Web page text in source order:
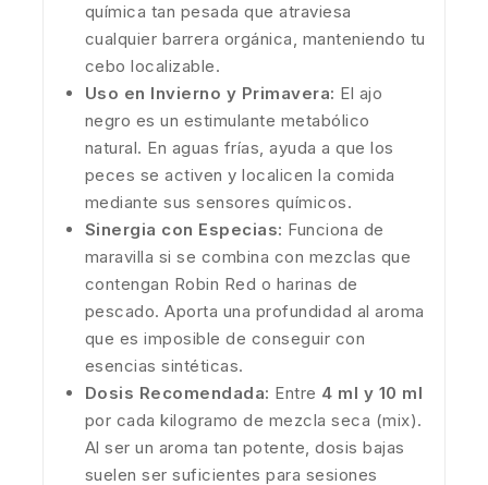
química tan pesada que atraviesa
cualquier barrera orgánica, manteniendo tu
cebo localizable.
Uso en Invierno y Primavera: El ajo
negro es un estimulante metabólico
natural. En aguas frías, ayuda a que los
peces se activen y localicen la comida
mediante sus sensores químicos.
Sinergia con Especias: Funciona de
maravilla si se combina con mezclas que
contengan Robin Red o harinas de
pescado. Aporta una profundidad al aroma
que es imposible de conseguir con
esencias sintéticas.
Dosis Recomendada: Entre 4 ml y 10 ml
por cada kilogramo de mezcla seca (mix).
Al ser un aroma tan potente, dosis bajas
suelen ser suficientes para sesiones